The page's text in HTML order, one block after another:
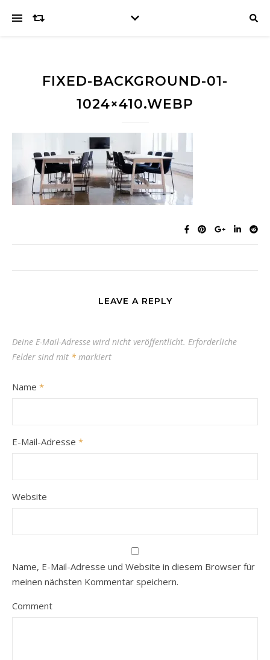
FIXED-BACKGROUND-01-
1024×410.WEBP
LEAVE A REPLY
Deine E-Mail-Adresse wird nicht veröffentlicht. Erforderliche
Felder sind mit * markiert
Name *
E-Mail-Adresse *
Website
Name, E-Mail-Adresse und Website in diesem Browser für
meinen nächsten Kommentar speichern.
Comment